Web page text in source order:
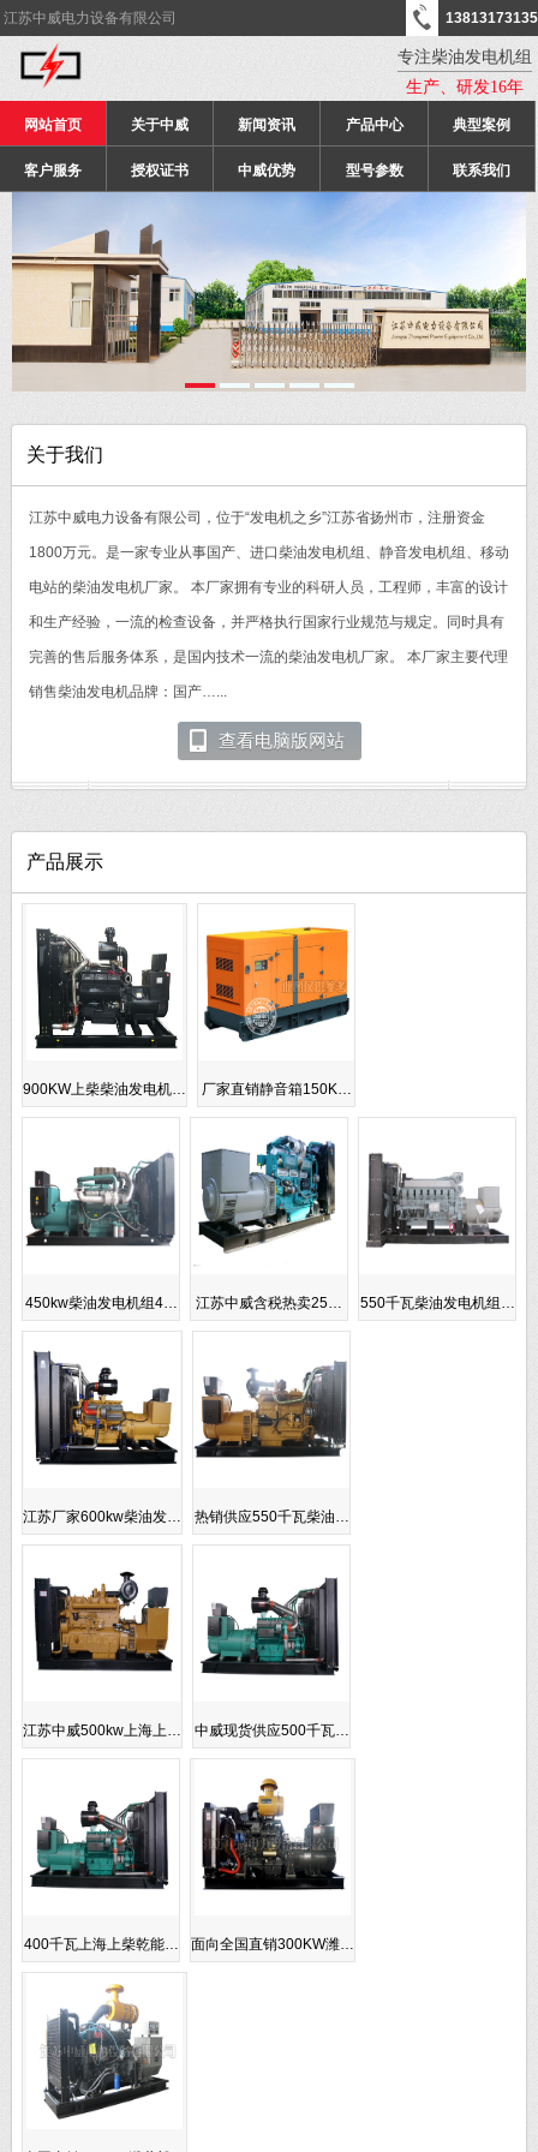
江苏中威电力设备有限公司 13813173135
专注柴油发电机组
生产、研发16年
网站首页 关于中威 新闻资讯 产品中心 典型案例
客户服务 授权证书 中威优势 型号参数 联系我们
关于我们
江苏中威电力设备有限公司，位于“发电机之乡”江苏省扬州市，注册资金
1800万元。是一家专业从事国产、进口柴油发电机组、静音发电机组、移动
电站的柴油发电机厂家。 本厂家拥有专业的科研人员，工程师，丰富的设计
和生产经验，一流的检查设备，并严格执行国家行业规范与规定。同时具有
完善的售后服务体系，是国内技术一流的柴油发电机厂家。 本厂家主要代理
销售柴油发电机品牌：国产…...
查看电脑版网站
产品展示
900KW上柴柴油发电机… 厂家直销静音箱150K…
450kw柴油发电机组4… 江苏中威含税热卖25… 550千瓦柴油发电机组…
江苏厂家600kw柴油发… 热销供应550千瓦柴油…
江苏中威500kw上海上… 中威现货供应500千瓦…
400千瓦上海上柴乾能… 面向全国直销300KW潍…